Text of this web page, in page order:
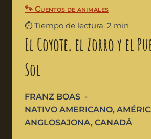
🐾 Cuentos de animales
⏱️ Tiempo de lectura: 2 min
El Coyote, el Zorro y el
Sol
FRANZ BOAS
NATIVO AMERICANO,
ANGLOSAJONA, CANADÁ